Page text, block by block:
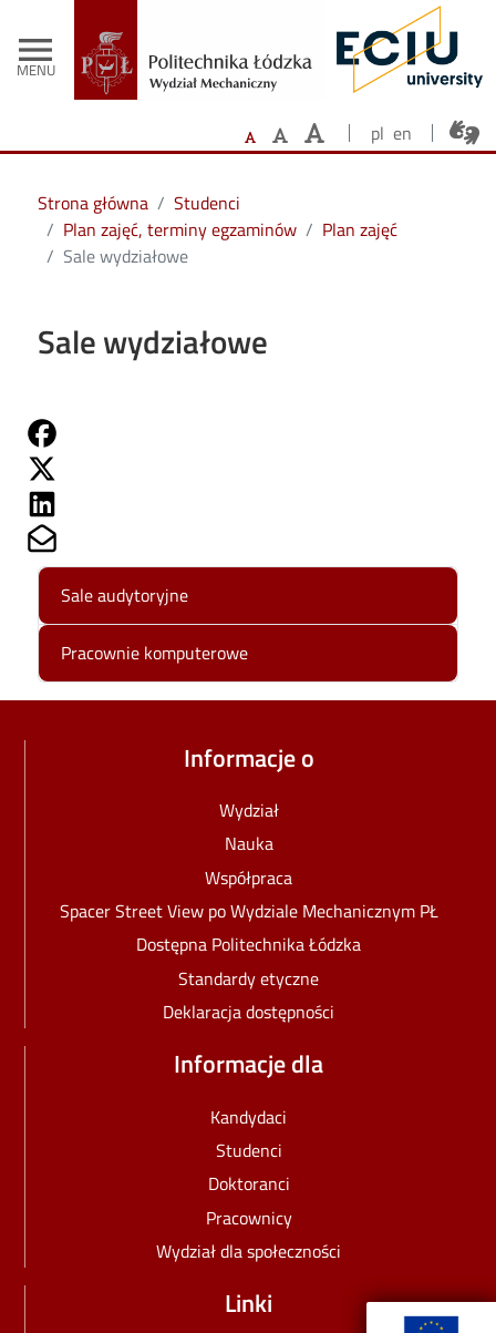
menu
MENU
- Strona główna
pl en
Strona główna
Studenci
Plan zajęć, terminy egzaminów
Plan zajęć
Sale wydziałowe
Sale wydziałowe
Sale audytoryjne
Pracownie komputerowe
Informacje o
Wydział
Nauka
Współpraca
Spacer Street View po Wydziale Mechanicznym PŁ
Dostępna Politechnika Łódzka
Standardy etyczne
Deklaracja dostępności
Informacje dla
Kandydaci
Studenci
Doktoranci
Pracownicy
Wydział dla społeczności
Linki